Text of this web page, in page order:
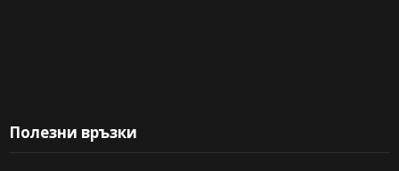
Полезни връзки